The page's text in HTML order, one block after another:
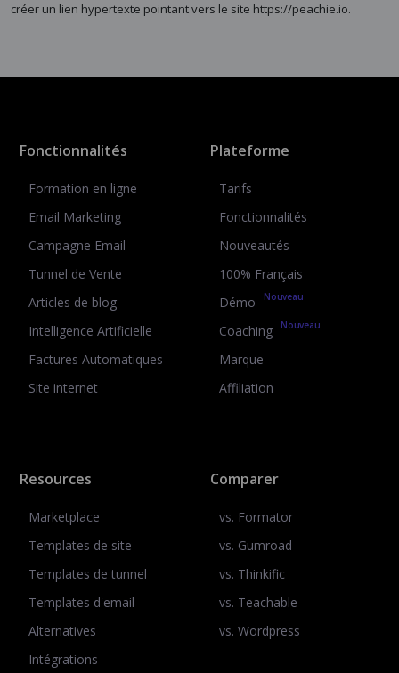
créer un lien hypertexte pointant vers le site https://peachie.io.
Fonctionnalités
Formation en ligne
Email Marketing
Campagne Email
Tunnel de Vente
Articles de blog
Intelligence Artificielle
Factures Automatiques
Site internet
Plateforme
Tarifs
Fonctionnalités
Nouveautés
100% Français
Démo
Nouveau
Coaching Nouveau
Marque
Affiliation
Resources
Marketplace
Templates de site
Templates de tunnel
Templates d'email
Alternatives
Intégrations
Comparer
vs. Formator
vs. Gumroad
vs. Thinkific
vs. Teachable
vs. Wordpress